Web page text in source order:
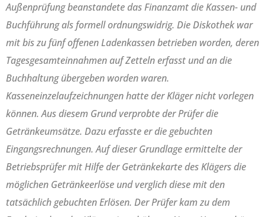
Außenprüfung beanstandete das Finanzamt die Kassen- und
Buchführung als formell ordnungswidrig. Die Diskothek war
mit bis zu fünf offenen Ladenkassen betrieben worden, deren
Tagesgesamteinnahmen auf Zetteln erfasst und an die
Buchhaltung übergeben worden waren.
Kasseneinzelaufzeichnungen hatte der Kläger nicht vorlegen
können. Aus diesem Grund verprobte der Prüfer die
Getränkeumsätze. Dazu erfasste er die gebuchten
Eingangsrechnungen. Auf dieser Grundlage ermittelte der
Betriebsprüfer mit Hilfe der Getränkekarte des Klägers die
möglichen Getränkeerlöse und verglich diese mit den
tatsächlich gebuchten Erlösen. Der Prüfer kam zu dem